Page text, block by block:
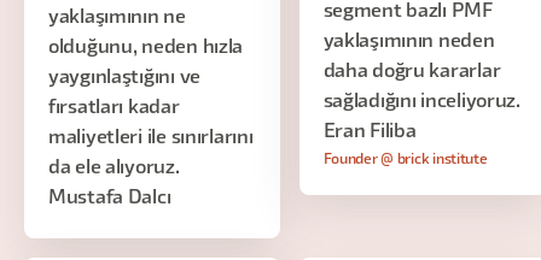
yaklaşımının ne
olduğunu, neden hızla
yaygınlaştığını ve
fırsatları kadar
maliyetleri ile sınırlarını
da ele alıyoruz.
Mustafa Dalcı
segment bazlı PMF
yaklaşımının neden
daha doğru kararlar
sağladığını inceliyoruz.
Eran Filiba
Founder @ brick institute